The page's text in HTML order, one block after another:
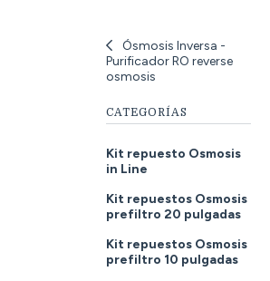
Ósmosis Inversa -
Purificador RO reverse
osmosis
CATEGORÍAS
Kit repuesto Osmosis
in Line
Kit repuestos Osmosis
prefiltro 20 pulgadas
Kit repuestos Osmosis
prefiltro 10 pulgadas